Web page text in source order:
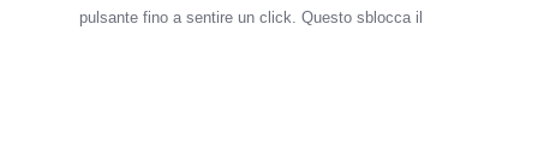
pulsante fino a sentire un click. Questo sblocca il